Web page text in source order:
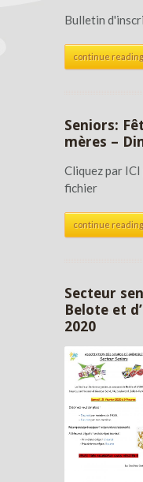
Bulletin
continue reading
Seniors:
mères –
Cliquez par
fichier
continue reading
Secteur
Belote et
2020